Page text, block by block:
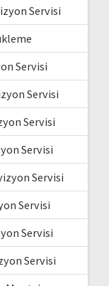
Servisi
Servisi
Servisi
Servisi
Servisi
Servisi
Servisi
Servisi
Servisi